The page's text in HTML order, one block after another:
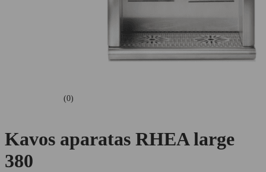
(0)
Kavos aparatas RHEA large
380